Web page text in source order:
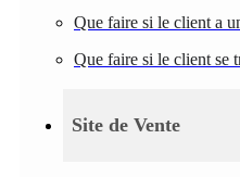
Que faire si le client a
Que faire si le client se
Site de Vente